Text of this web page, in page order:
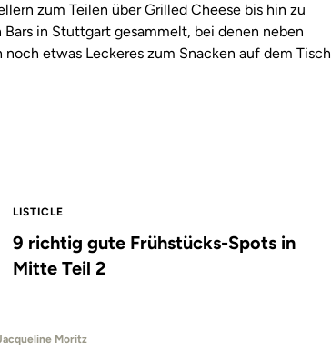
zum Teilen über Grilled Cheese bis hin zu
Bars in Stuttgart gesammelt, bei denen neben
noch etwas Leckeres zum Snacken auf dem Tisch
LISTICLE
9 richtig gute Frühstücks-Spots in
Mitte Teil 2
Moritz